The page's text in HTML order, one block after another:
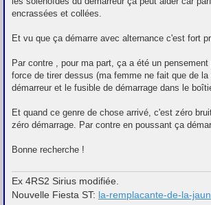
encrassées et collées.
Et vu que ça démarre avec alternance c'est fort
Par contre , pour ma part, ça a été un pensement
force de tirer dessus (ma femme ne fait que de
démarreur et le fusible de démarrage dans le
Et quand ce genre de chose arrivé, c'est zéro
zéro démarrage. Par contre en poussant ça
Bonne recherche !
Ex 4RS2 Sirius modifiée.
Nouvelle Fiesta ST: la-remplacante-de-la-